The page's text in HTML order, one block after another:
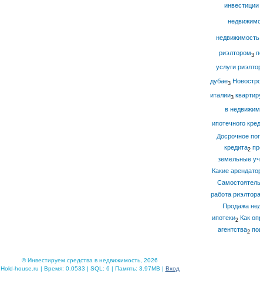
недвижимость
риэлтором3
услуги
дубае3
италии3
в
ипотечного
Досрочное
кредита2
земельные
Какие
работа риэлтора
Продажа
ипотеки2 Как
агентства2
© Инвестируем средства в недвижимость, 2026
Hold-house.ru | Время: 0.0533 | SQL: 6 | Память: 3.97MB | Вход